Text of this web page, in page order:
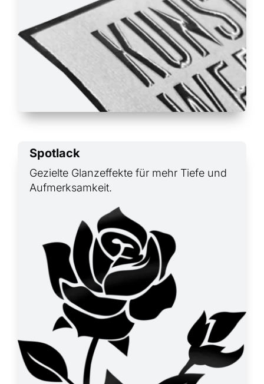
Spotlack
Gezielte Glanzeffekte für mehr Tiefe und
Aufmerksamkeit.